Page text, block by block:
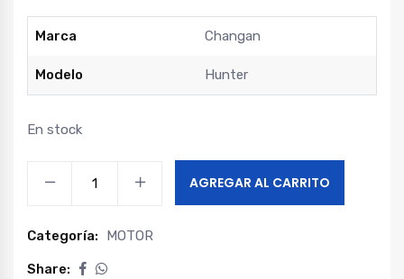
Marca Changan
Modelo Hunter
En stock
changan
hunter
AGREGAR AL CARRITO
Categoría: MOTOR
Share: